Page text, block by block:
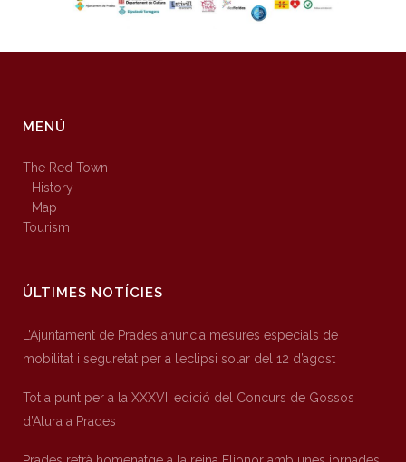
MENÚ
The Red Town
History
Map
Tourism
ÚLTIMES NOTÍCIES
L’Ajuntament de Prades anuncia mesures especials de
mobilitat i seguretat per a l’eclipsi solar del 12 d’agost
Tot a punt per a la XXXVII edició del Concurs de Gossos
d’Atura a Prades